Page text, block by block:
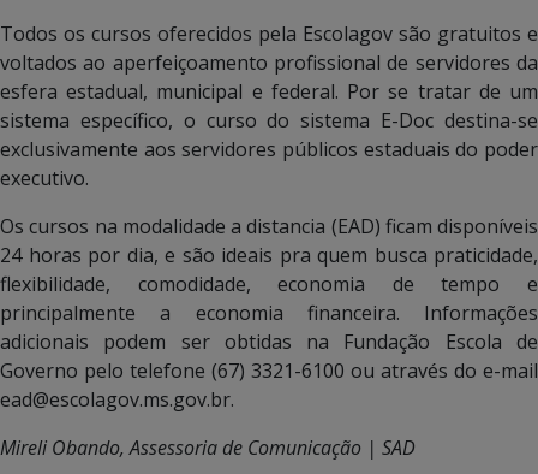
Todos os cursos oferecidos pela Escolagov são gratuitos e
voltados ao aperfeiçoamento profissional de servidores da
esfera estadual, municipal e federal. Por se tratar de um
sistema específico, o curso do sistema E-Doc destina-se
exclusivamente aos servidores públicos estaduais do poder
executivo.
Os cursos na modalidade a distancia (EAD) ficam disponíveis
24 horas por dia, e são ideais pra quem busca praticidade,
flexibilidade, comodidade, economia de tempo e
principalmente a economia financeira. Informações
adicionais podem ser obtidas na Fundação Escola de
Governo pelo telefone (67) 3321-6100 ou através do e-mail
ead@escolagov.ms.gov.br.
Mireli Obando, Assessoria de Comunicação | SAD